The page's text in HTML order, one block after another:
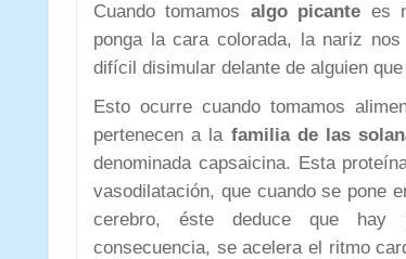
Cuando tomamos algo picante es
ponga la cara colorada, la nariz
difícil disimular delante de alguien
Esto ocurre cuando tomamos
pertenecen a lafamilia de las
denominada capsaicina. Esta
vasodilatación, que cuando se pone
cerebro, éste deduce que hay
consecuencia, se acelera el ritmo